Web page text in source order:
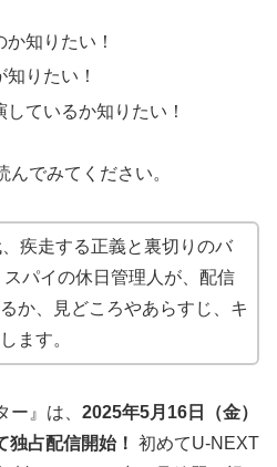
知りたい！
りたい！
ているか知りたい！
んでみてください。
疾走する正義と裏切りのバ
パイの休日管理人が、配信
か、見どころやあらすじ、キ
ます。
ー』は、 2025年5月16日（金）
占配信開始！ 初めてU-NEXT